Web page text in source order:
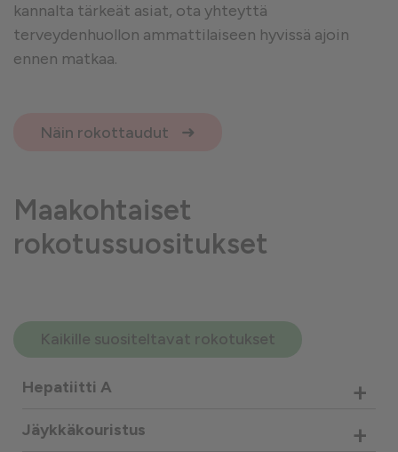
kannalta tärkeät asiat, ota yhteyttä
terveydenhuollon ammattilaiseen hyvissä ajoin
ennen matkaa.
Näin rokottaudut
Maakohtaiset
rokotussuositukset
Kaikille suositeltavat rokotukset
Hepatiitti A +
Jäykkäkouristus +